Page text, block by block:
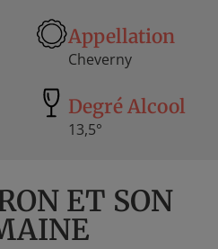
Appellation
Cheverny
Degré Alcool
13,5°
ET SON